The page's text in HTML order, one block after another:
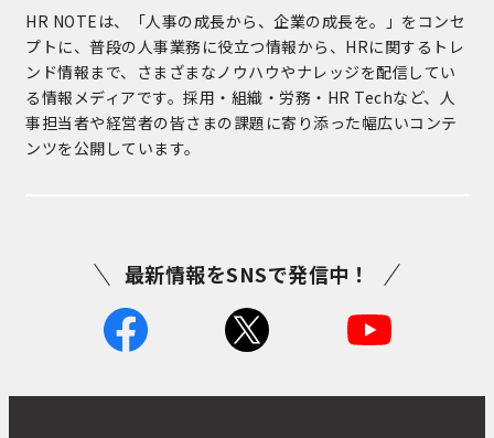
HR NOTEは、「人事の成長から、企業の成長を。」をコンセ
プトに、普段の人事業務に役立つ情報から、HRに関するトレ
ンド情報まで、さまざまなノウハウやナレッジを配信してい
る情報メディアです。採用・組織・労務・HR Techなど、人
事担当者や経営者の皆さまの課題に寄り添った幅広いコンテ
ンツを公開しています。
最新情報をSNSで発信中！